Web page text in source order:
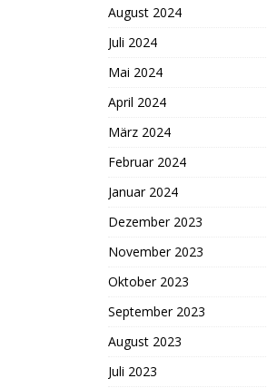
August 2024
Juli 2024
Mai 2024
April 2024
März 2024
Februar 2024
Januar 2024
Dezember 2023
November 2023
Oktober 2023
September 2023
August 2023
Juli 2023